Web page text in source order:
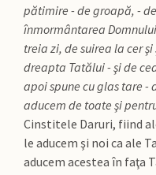
pătimire - de groapă, -
înmormântarea
treia zi, de suirea la cer
dreapta Tatălui - şi de
apoi spune cu glas tare -
aducem de toate şi
Cinstitele Daruri, fiind
le aducem şi noi ca ale
aducem acestea în faţa